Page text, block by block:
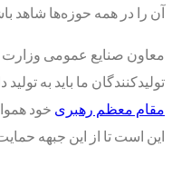
آن را در همه حوزه‌ها شاهد
معاون صنایع عمومی
تولیدکنندگان ما باید به
مقام معظم رهبری خود
این است تا از این جبهه